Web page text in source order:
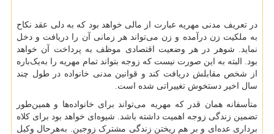
در تعریف مدنی مهریه عبارت از مالی خواهد بود که به دلی عقد نکاح
به ملکیت زن درآمده و زن می‌تواند هر زمانی آن را دریافت و دخل
نماید. شوهر در هر وضعیت اقتصادی موظف به پرداخت آن خواهد
بود. البته به این صورت نیست که زوجه بتواند تمام مهریه را به‌یک‌باره
از شخص مقابلش دریافت کند و قوانین مدنی خانواده در طول چند
سال اخیر دستخوش تغییراتی شده است.
متأسفانه همان قدر که مهریه می‌تواند برای خانواده‌ها و همین‌طور
تضمین زندگی زوجه اهمیت داشته باشد. شیوه‌ای خواهد بود برای کلاه
برداری عده‌ای و بر هم ریختن زندگی مشترک زوجین. به‌هرحال وکیل